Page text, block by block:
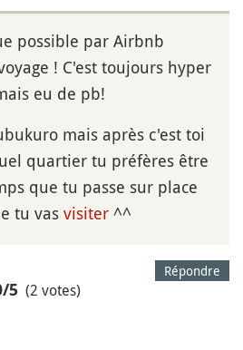
possible par Airbnb
! C'est toujours hyper
eu de pb!
mais après c'est toi
quartier tu préfères être
que tu passe sur place
tu vas visiter ^^
Répondre
/5 (2 votes)